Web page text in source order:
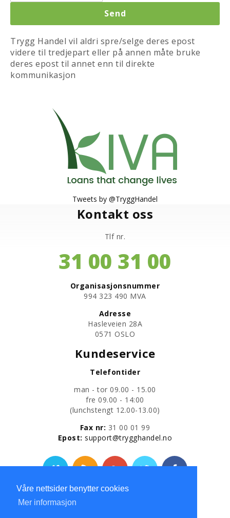
Våre nettsider benytter cookies
Mer informasjon
Send
Trygg Handel vil aldri spre/selge deres epost
videre til tredjepart eller på annen måte bruke
deres epost til annet enn til direkte
kommunikasjon
Tweets by @TryggHandel
Kontakt oss
Tlf nr.
31 00 31 00
Organisasjonsnummer
​994 323 490 MVA
Adresse
Hasleveien 28A
0571 OSLO
Kundeservice
Telefontider
man - tor 09.00 - 15.00
fre 09.00 - 14:00
​(lunchstengt 12.00-13.00)
Fax nr: 31 00 01 99
​Epost:support@trygghandel.no
Personvernerklæring